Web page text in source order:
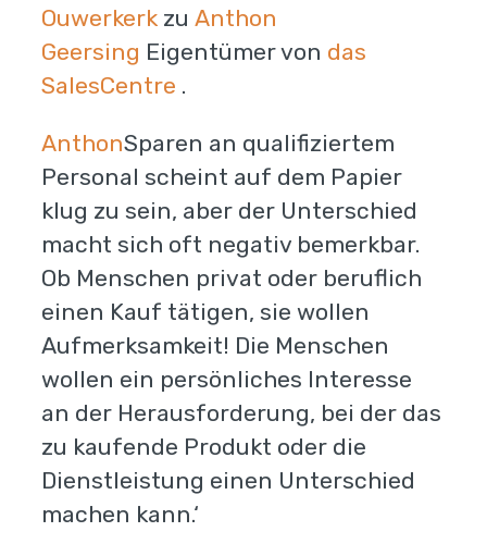
Ouwerkerk zuAnthon
Geersing Eigentümer von das
SalesCentre .
AnthonSparen an qualifiziertem
Personal scheint auf dem Papier
klug zu sein, aber der Unterschied
macht sich oft negativ bemerkbar.
Ob Menschen privat oder beruflich
einen Kauf tätigen, sie wollen
Aufmerksamkeit! Die Menschen
wollen ein persönliches Interesse
an der Herausforderung, bei der das
zu kaufende Produkt oder die
Dienstleistung einen Unterschied
machen kann.‘